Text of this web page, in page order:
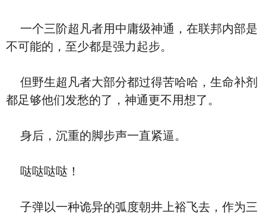
一个三阶超凡者用中庸级神通，在联邦内部是
不可能的，至少都是强力起步。
但野生超凡者大部分都过得苦哈哈，生命补剂
都足够他们发愁的了，神通更不用想了。
身后，沉重的脚步声一直紧逼。
哒哒哒哒！
子弹以一种诡异的弧度朝井上裕飞去，作为三